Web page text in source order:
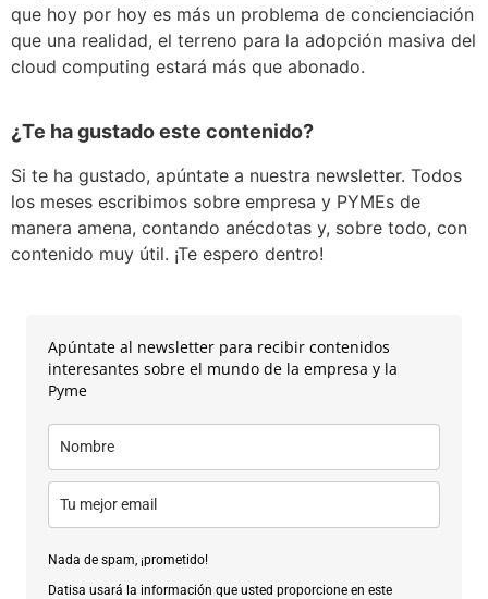
que hoy por hoy es más un problema de concienciación
que una realidad, el terreno para la adopción masiva del
cloud computing estará más que abonado.
¿Te ha gustado este contenido?
Si te ha gustado, apúntate a nuestra newsletter. Todos
los meses escribimos sobre empresa y PYMEs de
manera amena, contando anécdotas y, sobre todo, con
contenido muy útil. ¡Te espero dentro!
Apúntate al newsletter para recibir contenidos
interesantes sobre el mundo de la empresa y la
Pyme
Nada de spam, ¡prometido!
Datisa usará la información que usted proporcione en este